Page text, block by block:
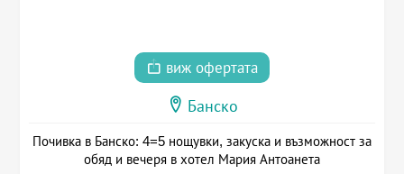
виж офертата
Банско
Почивка в Банско: 4=5 нощувки, закуска и възможност за
обяд и вечеря в хотел Мария Антоанета